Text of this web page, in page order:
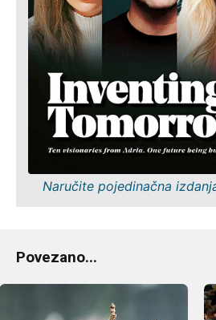
Naručite pojedinačna
Povezano...